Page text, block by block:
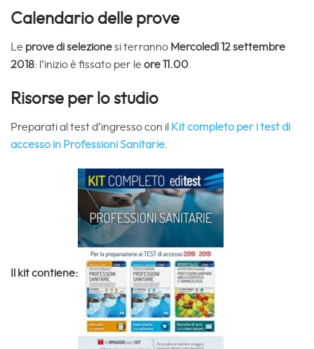
Calendario delle prove
Le prove di selezionesi terranno Mercoledì 12 settembre
2018: l’inizio è fissato per le ore 11.00
Risorse per lo studio
Preparati al test d’ingresso con il Kit completo per i test di
accesso in Professioni Sanitarie
Il kit contiene: